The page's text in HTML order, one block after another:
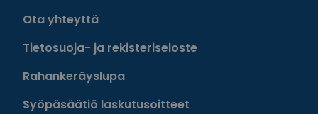
Ota yhteyttä
Tietosuoja- ja rekisteriseloste
Rahankeräyslupa
Syöpäsäätiö laskutusoitteet